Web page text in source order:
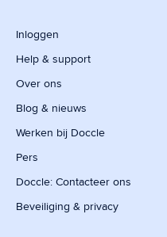
Inloggen
Help & support
Over ons
Blog & nieuws
Werken bij Doccle
Pers
Doccle: Contacteer ons
Beveiliging & privacy